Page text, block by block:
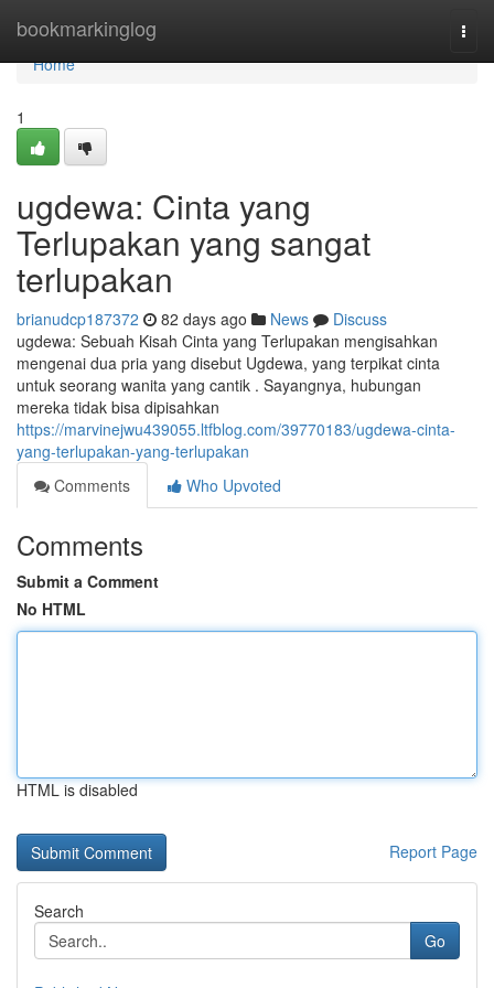
bookmarkinglog
Home
Home
1
ugdewa: Cinta yang
Terlupakan yang sangat
terlupakan
brianudcp187372 82 days ago News
Discuss
ugdewa: Sebuah Kisah Cinta yang Terlupakan mengisahkan
mengenai dua pria yang disebut Ugdewa, yang terpikat cinta
untuk seorang wanita yang cantik . Sayangnya, hubungan
mereka tidak bisa dipisahkan
https://marvinejwu439055.ltfblog.com/39770183/ugdewa-cinta-
yang-terlupakan-yang-terlupakan
Comments
Who Upvoted
Comments
Submit a Comment
No HTML
HTML is disabled
Report Page
Search
Go